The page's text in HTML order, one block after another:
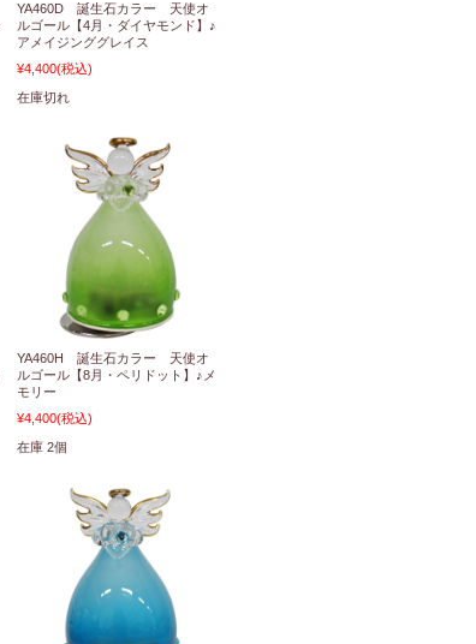
YA460D 誕生石カラー 天使オ
ルゴール【4月・ダイヤモンド】♪
アメイジンググレイス
¥4,400(税込)
在庫切れ
YA460H 誕生石カラー 天使オ
ルゴール【8月・ペリドット】♪メ
モリー
¥4,400(税込)
在庫 2個